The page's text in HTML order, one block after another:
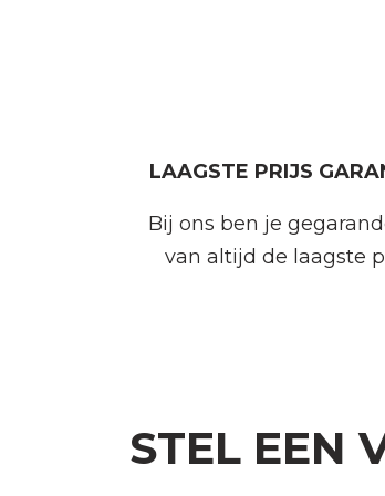
LAAGSTE PRIJS
Bij ons ben je
van altijd de laagste
STEL EEN